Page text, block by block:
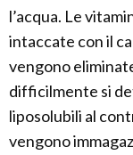
l’acqua. Le
intaccate con il
vengono
difficilmente si
liposolubili al
vengono